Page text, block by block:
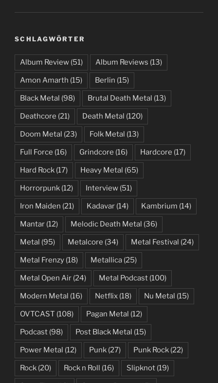
SCHLAGWÖRTER
Album Review (51) Album Reviews (13)
Amon Amarth (15) Berlin (15)
Black Metal (98) Brutal Death Metal (13)
Deathcore (21) Death Metal (120)
Doom Metal (23) Folk Metal (13)
Full Force (16) Grindcore (16) Hardcore (17)
Hard Rock (17) Heavy Metal (65)
Horrorpunk (12) Interview (51)
Iron Maiden (21) Kadavar (14) Kambrium (14)
Mantar (12) Melodic Death Metal (36)
Metal (95) Metalcore (34) Metal Festival (24)
Metal Frenzy (18) Metallica (25)
Metal Open Air (24) Metal Podcast (100)
Modern Metal (16) Netflix (18) Nu Metal (15)
OVTCAST (108) Pagan Metal (12)
Podcast (98) Post Black Metal (15)
Power Metal (12) Punk (27) Punk Rock (22)
Rock (20) Rock n Roll (16) Slipknot (19)